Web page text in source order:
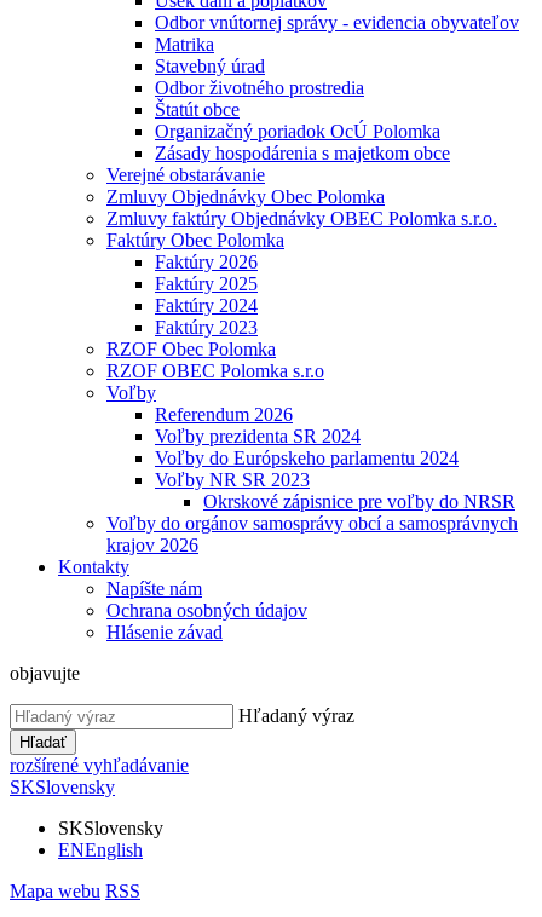
Odbor vnútornej správy - evidencia obyvateľov
Matrika
Stavebný úrad
Odbor životného prostredia
Štatút obce
Organizačný poriadok OcÚ Polomka
Zásady hospodárenia s majetkom obce
Verejné obstarávanie
Zmluvy Objednávky Obec Polomka
Zmluvy faktúry Objednávky OBEC Polomka s.r.o.
Faktúry Obec Polomka
Faktúry 2026
Faktúry 2025
Faktúry 2024
Faktúry 2023
RZOF Obec Polomka
RZOF OBEC Polomka s.r.o
Voľby
Referendum 2026
Voľby prezidenta SR 2024
Voľby do Európskeho parlamentu 2024
Voľby NR SR 2023
Okrskové zápisnice pre voľby do NRSR
Voľby do orgánov samosprávy obcí a samosprávnych
krajov 2026
Kontakty
Napíšte nám
Ochrana osobných údajov
Hlásenie závad
objavujte
Hľadaný výraz
Hľadať
rozšírené vyhľadávanie
SKSlovensky
SKSlovensky
ENEnglish
Mapa webu RSS